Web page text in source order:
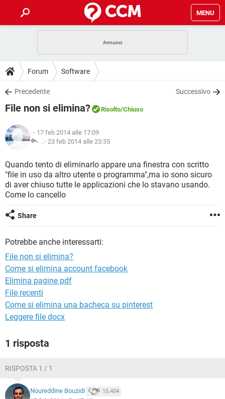
MENU
INTRATTENIMENTO
iOS
INSTAGRAM WHATSAPP
TIKTOK
HARDWARE
GUIDE
COVID-19
INSTAGRAM
TIKTOK
HARDWARE
DOWNLOAD
COVID-19 GAMING
INTRATTENIMENTO
iOS
INSTAGRAM WHATSAPP
TIKTOK FACEBOOK
HARDWARE
COVID-19
INTRATTENIMENTO
iOS WINDOWS 10
INSTAGRAM WHATSAPP
HARDWARE
GLOSSARIO
COVID-19
INTRATTENIMENTO ANDROID
iOS
INSTAGRAM
HARDWARE
Forum Software
Precedente Successivo
File non si elimina? Risolto/Chiuso
. - 17 feb 2014 alle 17:09
. - 23 feb 2014 alle 23:35
Quando tento di eliminarlo appare una finestra con scritto
"file in uso da altro utente o programma",ma io sono sicuro
di aver chiuso tutte le applicazioni che lo stavano usando.
Come lo cancello
Share
Potrebbe anche interessarti:
File non si elimina?
Come si elimina account facebook
Elimina pagine pdf
File recenti
Come si elimina una bacheca su pinterest
Leggere file docx
1 risposta
RISPOSTA 1 / 1
Noureddine Bouzidi 15.404